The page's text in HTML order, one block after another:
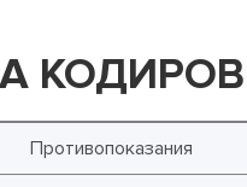
Противопоказания